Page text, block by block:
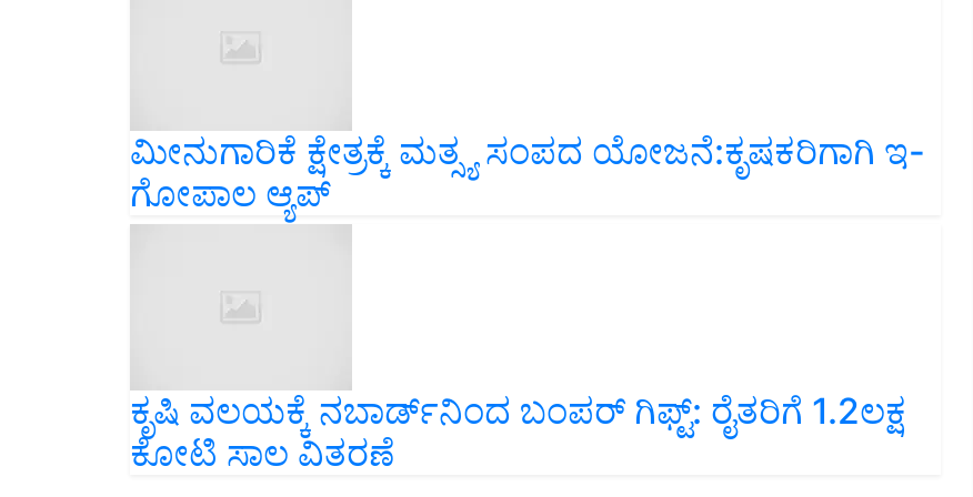
ಮೀನುಗಾರಿಕೆ ಕ್ಷೇತ್ರಕ್ಕೆ ಮತ್ಸ್ಯ ಸಂಪದ ಯೋಜನೆ:ಕೃಷಕರಿಗಾಗಿ ಇ-
ಗೋಪಾಲ ಆ್ಯಪ್‌
ಕೃಷಿ ವಲಯಕ್ಕೆ ನಬಾರ್ಡ್‌ನಿಂದ ಬಂಪರ್‌ ಗಿಫ್ಟ್‌: ರೈತರಿಗೆ 1.2ಲಕ್ಷ
ಕೋಟಿ ಸಾಲ ವಿತರಣೆ